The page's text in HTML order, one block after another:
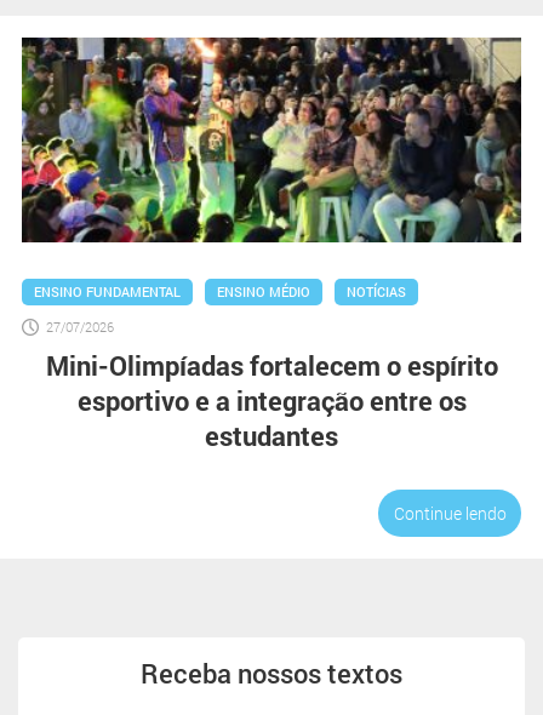
ENSINO FUNDAMENTAL ENSINO MÉDIO
NOTÍCIAS
27/07/2026
Mini-Olimpíadas fortalecem o espírito
esportivo e a integração entre os
estudantes
Continue lendo
Receba nossos textos